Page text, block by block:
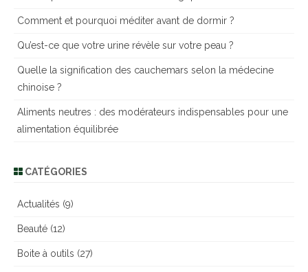
cComment et pourquoi méditer avant de dormir ?
Qu’est-ce que votre urine révèle sur votre peau ?
Quelle la signification des cauchemars selon la médecine
chinoise ?
Aliments neutres : des modérateurs indispensables pour une
alimentation équilibrée
CATÉGORIES
Actualités (9)
Beauté (12)
Boite à outils (27)